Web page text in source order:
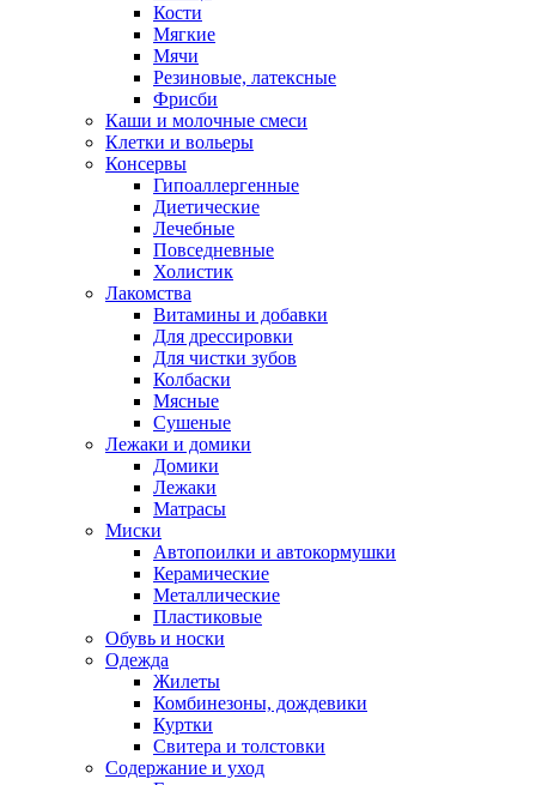
Кости
Мягкие
Мячи
Резиновые, латексные
Фрисби
Каши и молочные смеси
Клетки и вольеры
Консервы
Гипоаллергенные
Диетические
Лечебные
Повседневные
Холистик
Лакомства
Витамины и добавки
Для дрессировки
Для чистки зубов
Колбаски
Мясные
Сушеные
Лежаки и домики
Домики
Лежаки
Матрасы
Миски
Автопоилки и автокормушки
Керамические
Металлические
Пластиковые
Обувь и носки
Одежда
Жилеты
Комбинезоны, дождевики
Куртки
Свитера и толстовки
Содержание и уход